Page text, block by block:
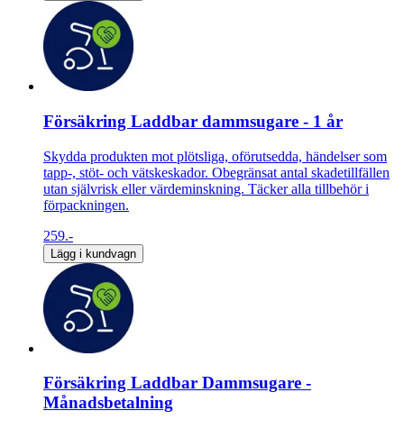
Försäkring Laddbar dammsugare - 1 år
Skydda produkten mot plötsliga, oförutsedda, händelser som
tapp-, stöt- och vätskeskador. Obegränsat antal skadetillfällen
utan självrisk eller värdeminskning. Täcker alla tillbehör i
förpackningen.
259.-
Lägg i kundvagn
Försäkring Laddbar Dammsugare -
Månadsbetalning